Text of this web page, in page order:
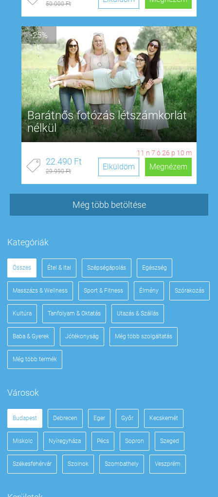
50.000 Ft
-25%
Barátnős fotózás létszámkorlát
nélkül
11 n7 ó26 p9 m
22.490 Ft
29.990 Ft Megnézem
Elküldöm
Még több betöltése
Kategóriák
Összes Étel & Ital Szépségápolás Egészség
Masszázs & Wellness Sport & Fitness Élmény Szórakozás
Kultúra Tanfolyam & Oktatás Utazás & Szállás
Baba & Gyerek Jótékonyság Még több szolgáltatás
Még több termék
Városok
Budapest Debrecen Eger Győr Kecskemét
Miskolc Nyíregyháza Pécs Sopron Szeged
Székesfehérvár Szolnok Szombathely Veszprém